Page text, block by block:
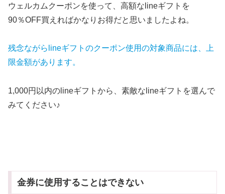
ウェルカムクーポンを使って、高額なlineギフトを
90％OFF買えればかなりお得だと思いましたよね。
残念ながらlineギフトのクーポン使用の対象商品には、上
限金額があります。
1,000円以内のlineギフトから、素敵なlineギフトを選んで
みてください♪
金券に使用することはできない